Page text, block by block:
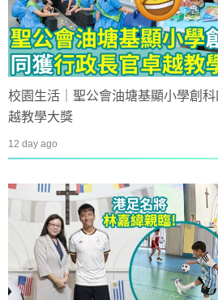
校園生活｜聖公會油塘基顯小學創
越教學大獎
12 day ago